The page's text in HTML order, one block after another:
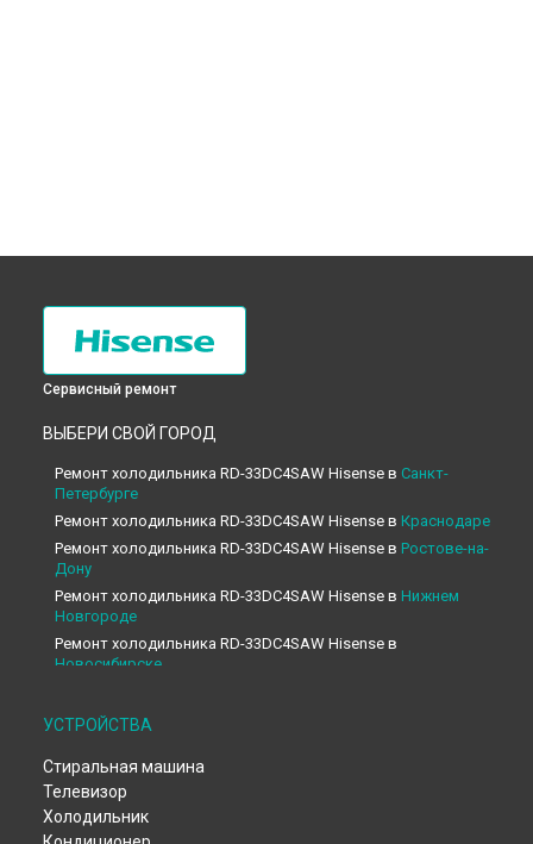
Сервисный ремонт
ВЫБЕРИ СВОЙ ГОРОД
Ремонт холодильника RD-33DC4SAW Hisense в Санкт-
Петербурге
Ремонт холодильника RD-33DC4SAW Hisense в Краснодаре
Ремонт холодильника RD-33DC4SAW Hisense в Ростове-на-
Дону
Ремонт холодильника RD-33DC4SAW Hisense в Нижнем
Новгороде
Ремонт холодильника RD-33DC4SAW Hisense в
Новосибирске
Ремонт холодильника RD-33DC4SAW Hisense в
Ремонт холодильника RD-33DC4SAW Hisense в
Ремонт холодильника RD-33DC4SAW Hisense в
Ремонт холодильника RD-33DC4SAW Hisense в
УСТРОЙСТВА
Стиральная машина
Телевизор
Холодильник